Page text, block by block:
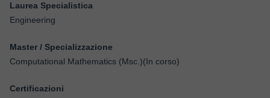
Laurea Specialistica
Engineering
Master / Specializzazione
Computational Mathematics (Msc.)(In corso)
Certificazioni